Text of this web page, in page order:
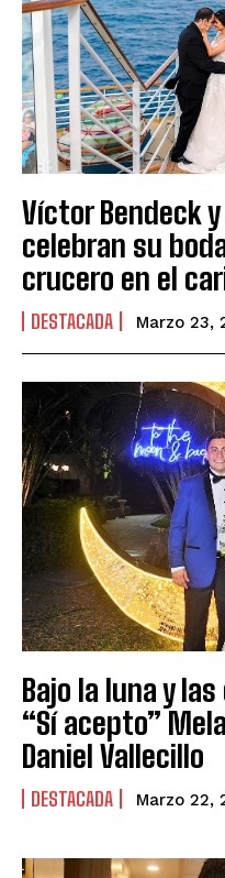
Víctor Bendeck
celebran su
crucero en el
DESTACADA Marzo 23,
Bajo la luna y
“Sí acepto”
Daniel Vallecillo
DESTACADA Marzo 22,